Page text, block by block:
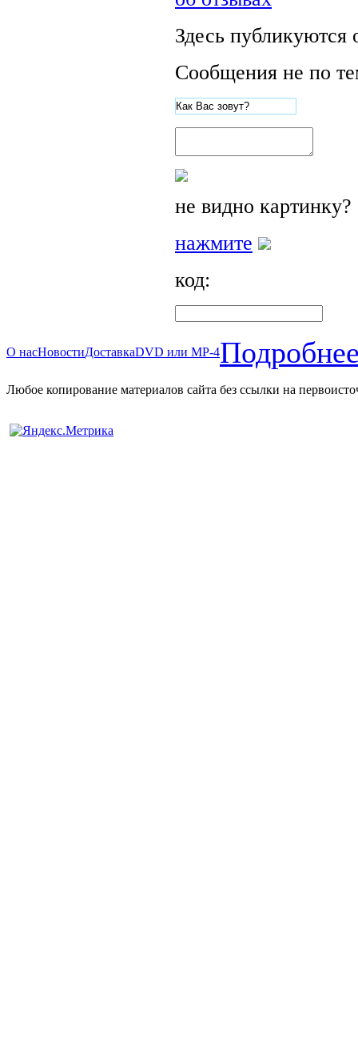
Здесь
Сообщения не по
не видно картинку?
нажмите
код:
О насНовостиДоставкаDVD или MP-4
Любое копирование материалов сайта без ссылки на